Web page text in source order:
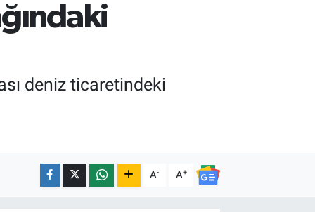
deniz ticaretindeki
A- A+